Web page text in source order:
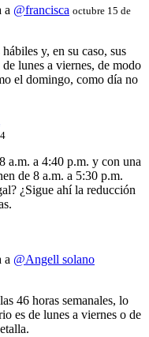
a @francisca octubre 15 de
y, en su caso, sus
lunes a viernes, de modo
el domingo, como día no
a.m. a 4:40 p.m. y con una
de 8 a.m. a 5:30 p.m.
¿Sigue ahí la reducción
a @Angell solano
46 horas semanales, lo
es de lunes a viernes o de